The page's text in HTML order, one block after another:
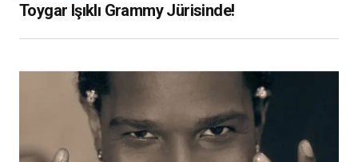
Toygar Işıklı Grammy Jürisinde!